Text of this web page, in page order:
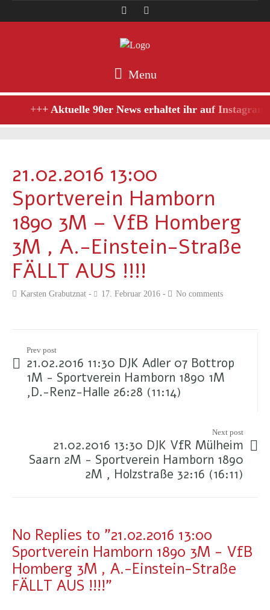
Menu
+++ Aktuelle 90er News erhaltet ihr auf
21.02.2016 13:00
Sportverein Hamborn
1890 3M – VfB Homberg
3M , A.-Einstein-Straße
FÄLLT AUS !!!!
Karsten Grabutznat 17. Februar 2016 No comments
Prev post
21.02.2016 11:30 DJK Adler 07 Bottrop
1M - Sportverein Hamborn 1890 1M
,D.-Renz-Halle 26:28 (11:14)
Next post
21.02.2016 13:30 DJK VfR Mülheim
Saarn 2M - Sportverein Hamborn 1890
2M , Holzstraße 32:16 (16:11)
No Replies to "21.02.2016 13:00
Sportverein Hamborn 1890 3M - VfB
Homberg 3M , A.-Einstein-Straße
FÄLLT AUS !!!!"